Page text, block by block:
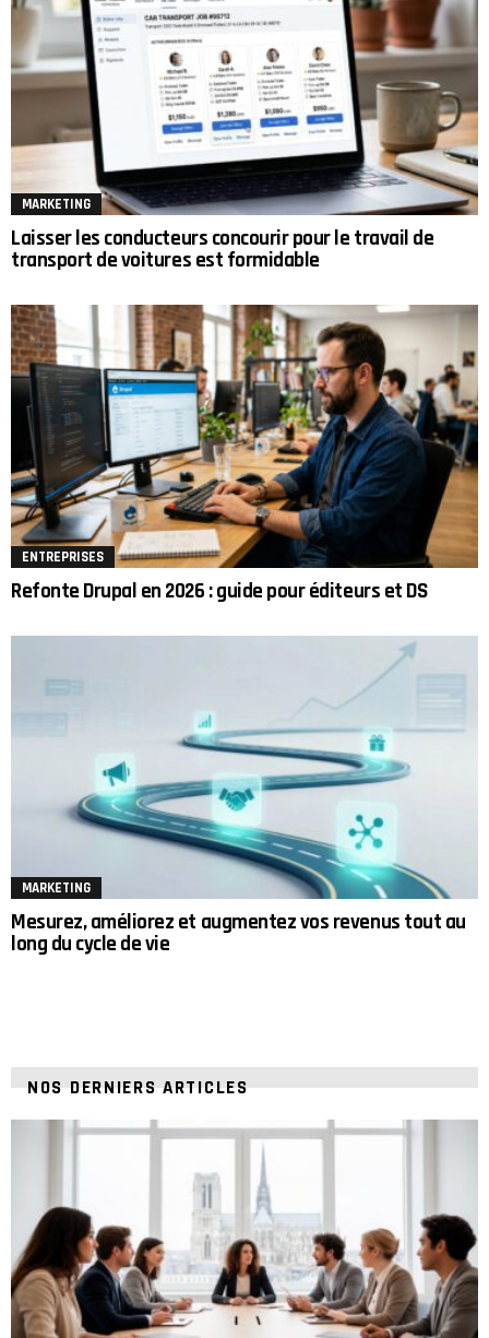
MARKETING
Laisser les conducteurs concourir pour le travail de
transport de voitures est formidable
ENTREPRISES
Refonte Drupal en 2026 : guide pour éditeurs et DS
MARKETING
Mesurez, améliorez et augmentez vos revenus tout au
long du cycle de vie
NOS DERNIERS ARTICLES